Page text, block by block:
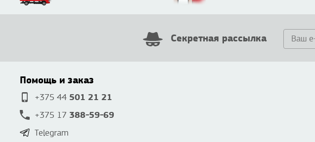
Секретная рассылка
Помощь и заказ
+375 44 501 21 21
+375 17 388-59-69
Telegram